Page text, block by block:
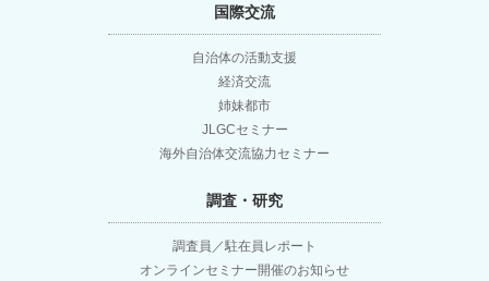
国際交流
自治体の活動支援
経済交流
姉妹都市
JLGCセミナー
海外自治体交流協力セミナー
調査・研究
調査員／駐在員レポート
オンラインセミナー開催のお知らせ